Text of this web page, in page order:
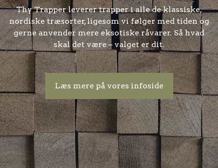
Thy Trapper leverer trapper i alle de klassiske,
nordiske træsorter, ligesom vi følger med tiden og
gerne anvender mere eksotiske råvarer. Så hvad
skal det være – valget er dit.
Læs mere på vores infoside